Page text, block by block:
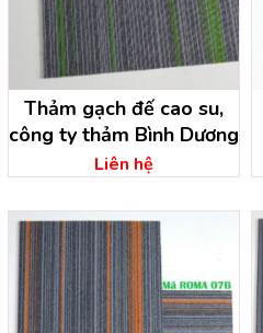
Thảm gạch đế cao su,
công ty thảm Bình Dương
Liên hệ